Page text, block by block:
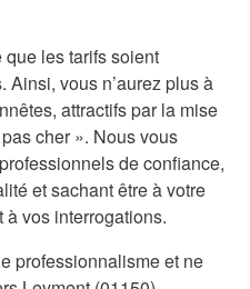
les tarifs soient
Ainsi, vous n’aurez plus à
attractifs par la mise
cher ». Nous vous
de confiance,
et sachant être à votre
vos interrogations.
professionnalisme et ne